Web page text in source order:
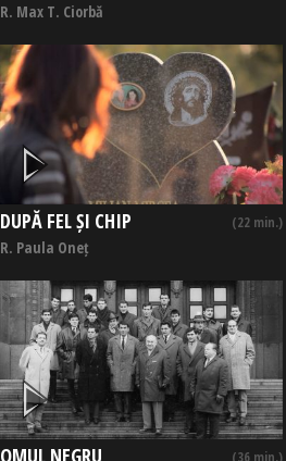
R. Max T. Ciorbă
DUPĂ FEL ȘI CHIP (22 min.)
R. Paula Oneț
OMUL NEGRU (36 min.)